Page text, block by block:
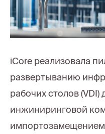
iCore реализовала
развертыванию
рабочих столов (VDI)
инжиниринговой